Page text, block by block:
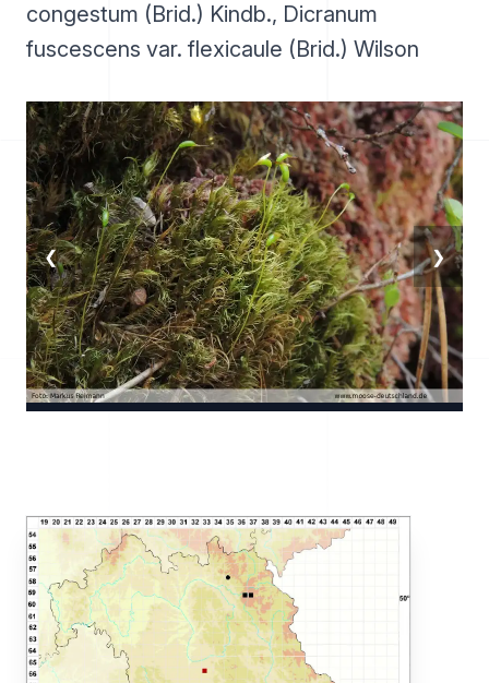
congestum (Brid.) Kindb., Dicranum
fuscescens var. flexicaule (Brid.) Wilson
❮ ❯